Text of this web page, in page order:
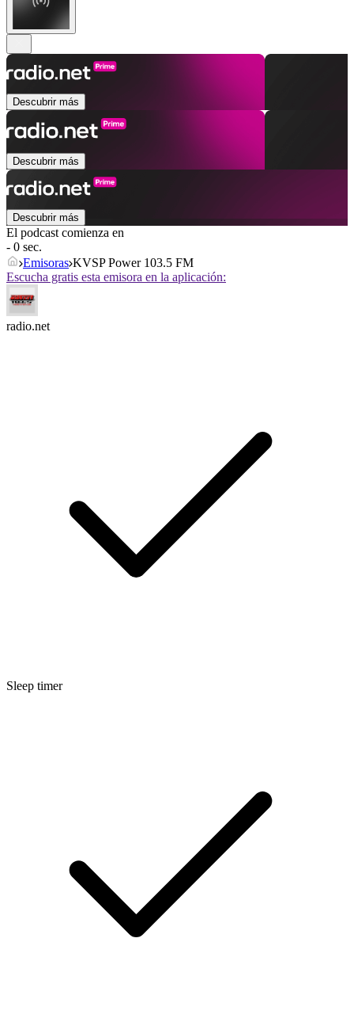
Descubrir más
Descubrir más
Descubrir más
El podcast comienza en
- 0 sec.
Emisoras KVSP Power 103.5 FM
Escucha gratis esta emisora en la aplicación:
radio.net
Sleep timer